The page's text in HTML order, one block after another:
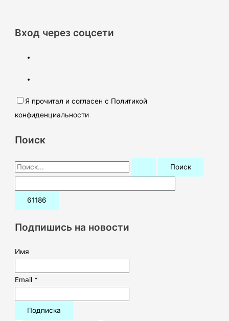
Вход через соцсети
Я прочитал и согласен с Политикой
конфиденциальности
Поиск
П
о
и
:Подпишись на новости
Имя
Email *